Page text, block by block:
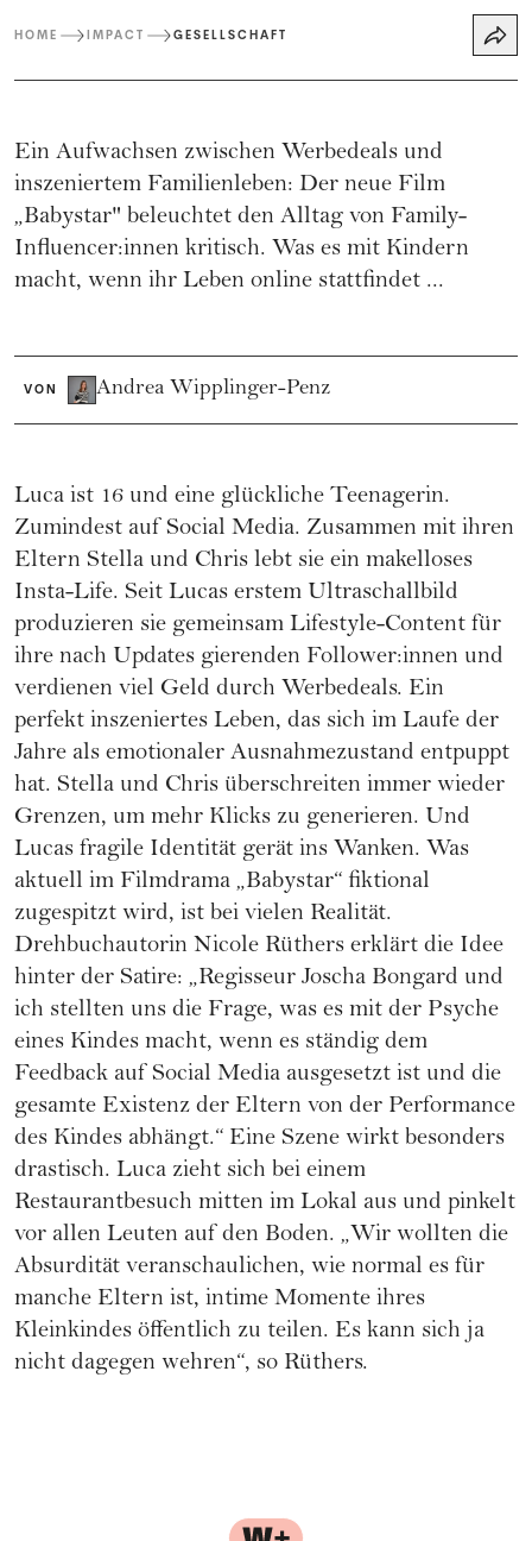
HOME IMPACT GESELLSCHAFT
Ein Aufwachsen zwischen Werbedeals und
inszeniertem Familienleben: Der neue Film
„Babystar" beleuchtet den Alltag von Family-
Influencer:innen kritisch. Was es mit Kindern
macht, wenn ihr Leben online stattfindet ...
VON Andrea Wipplinger-Penz
Luca ist 16 und eine glückliche Teenagerin.
Zumindest auf Social Media. Zusammen mit ihren
Eltern Stella und Chris lebt sie ein makelloses
Insta-Life. Seit Lucas erstem Ultraschallbild
produzieren sie gemeinsam Lifestyle-Content für
ihre nach Updates gierenden Follower:innen und
verdienen viel Geld durch Werbedeals. Ein
perfekt inszeniertes Leben, das sich im Laufe der
Jahre als emotionaler Ausnahmezustand entpuppt
hat. Stella und Chris überschreiten immer wieder
Grenzen, um mehr Klicks zu generieren. Und
Lucas fragile Identität gerät ins Wanken. Was
aktuell im Filmdrama „Babystar“ fiktional
zugespitzt wird, ist bei vielen Realität.
Drehbuchautorin Nicole Rüthers erklärt die Idee
hinter der Satire: „Regisseur Joscha Bongard und
ich stellten uns die Frage, was es mit der Psyche
eines Kindes macht, wenn es ständig dem
Feedback auf Social Media ausgesetzt ist und die
gesamte Existenz der Eltern von der Performance
des Kindes abhängt.“ Eine Szene wirkt besonders
drastisch. Luca zieht sich bei einem
Restaurantbesuch mitten im Lokal aus und pinkelt
vor allen Leuten auf den Boden. „Wir wollten die
Absurdität veranschaulichen, wie normal es für
manche Eltern ist, intime Momente ihres
Kleinkindes öffentlich zu teilen. Es kann sich ja
nicht dagegen wehren“, so Rüthers.